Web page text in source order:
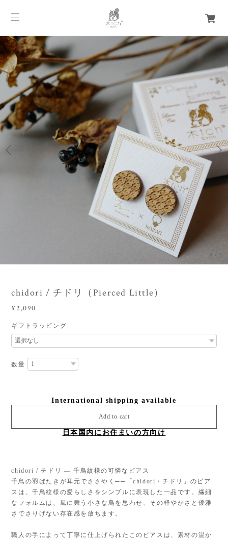
3 / 5
chidori / チドリ（Pierced Little）
¥2,090
ギフトラッピング
数量
International shipping available
Add to cart
日本国内にお住まいの方向け
chidori / チドリ — 千鳥紋様の可憐なピアス
千鳥の羽ばたきが耳元でささやく──「chidori / チドリ」のピア
スは、千鳥紋様の愛らしさをシンプルに表現した一品です。繊細
なフォルムは、風に舞う小さな鳥を思わせ、その軽やかさと優雅
さでさりげない存在感を放ちます。
職人の手によって丁寧に仕上げられたこのピアスは、素材の温か